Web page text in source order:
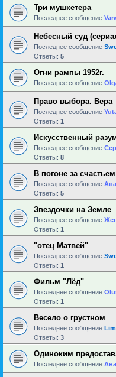
Три мушкетера
Последнее сообщение
Небесный суд
Последнее сообщение
Ответы: 5
Огни рампы 1952г.
Последнее сообщение
Право выбора. Вера
Последнее сообщение
Ответы: 1
Искусственный
Последнее сообщение
Ответы: 8
В погоне за счастьем
Последнее сообщение
Ответы: 5
Звездочки на Земле
Последнее сообщение
Ответы: 1
"отец Матвей"
Последнее сообщение
Ответы: 1
Фильм "Лёд"
Последнее сообщение
Ответы: 1
Весело о грустном
Последнее сообщение
Ответы: 3
Одиноким
Последнее сообщение